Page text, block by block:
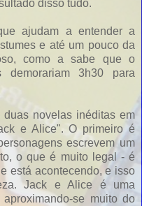
disso tudo.
ajudam a entender a
e até um pouco da
como a sabe que o
demorariam 3h30 para
novelas inéditas em
e Alice". O primeiro é
escrevem um
o que é muito legal - é
está acontecendo, e isso
Jack e Alice é uma
se muito do